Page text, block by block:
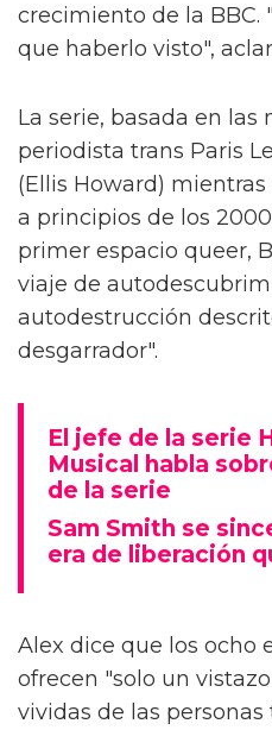
crecimiento de la BBC.
que haberlo visto",
La serie, basada en las
periodista trans Paris
(Ellis Howard)
a principios de los
primer espacio queer,
viaje de
autodestrucción
desgarrador".
El jefe de la serie
Musical habla
de la serie
Sam Smith se
era de liberación
Alex dice que los ocho
ofrecen "solo un
vividas de las